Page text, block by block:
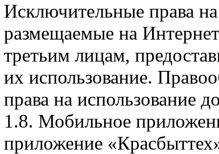
Исключительные права
размещаемые на
третьим лицам,
их использование.
права на использование
1.8. Мобильное
приложение